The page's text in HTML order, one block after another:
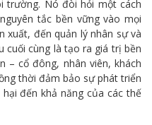
trường. Nó đòi hỏi một cách
tắc bền vững vào mọi
xuất, đến quản lý nhân sự và
cuối cùng là tạo ra giá trị bền
– cổ đông, nhân viên, khách
thời đảm bảo sự phát triển
đến khả năng của các thế